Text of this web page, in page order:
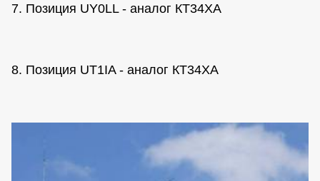
7. Позиция UY0LL - аналог КТ34ХА
8. Позиция UT1IA - аналог КТ34ХА